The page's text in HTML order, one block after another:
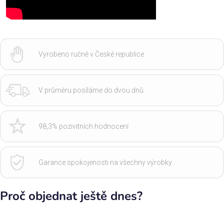
Vyrobeno ručně v České republice
V průměru posíláme do dvou dnů
98,3% pozivitních hodnocení
Garance spokojenosti na všechny výrobky
Proč objednat ještě dnes?